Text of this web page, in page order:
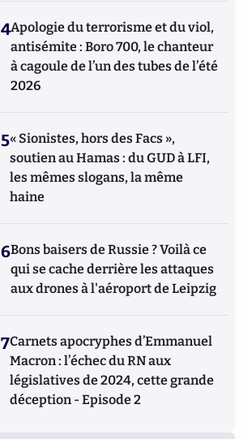
4Apologie du terrorisme et du viol,
antisémite : Boro 700, le chanteur
à cagoule de l’un des tubes de l’été
2026
5« Sionistes, hors des Facs »,
soutien au Hamas : du GUD à LFI,
les mêmes slogans, la même
haine
6Bons baisers de Russie ? Voilà ce
qui se cache derrière les attaques
aux drones à l'aéroport de Leipzig
7Carnets apocryphes d’Emmanuel
Macron : l’échec du RN aux
législatives de 2024, cette grande
déception - Episode 2